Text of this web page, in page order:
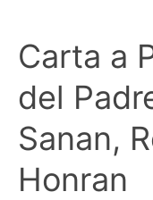
Carta a
del
Sanan,
Honran